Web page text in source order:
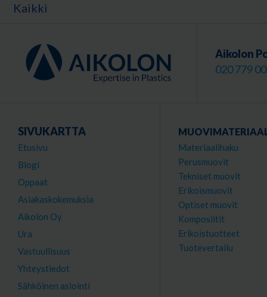
Kaikki
Aikolon
020 779
SIVUKARTTA
Etusivu
Blogi
Oppaat
Asiakaskokemuksia
Aikolon Oy
Ura
Vastuullisuus
Yhteystiedot
Sähköinen asiointi
Materiaalihaku
Perusmuovit
Tekniset muovit
Erikoismuovit
Optiset muovit
Komposiitit
Erikoistuotteet
Tuotevertailu